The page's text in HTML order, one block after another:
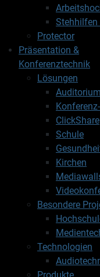
Stehhilfen
Protector
Präsentation &
Konferenztechnik
Lösungen
ClickShare
Schule
Kirchen
Besondere
Technologien